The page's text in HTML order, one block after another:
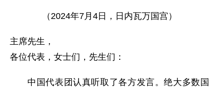
（2024年7月4日，日内瓦万国宫）
主席先生，
各位代表，女士们，先生们：
中国代表团认真听取了各方发言。绝大多数国